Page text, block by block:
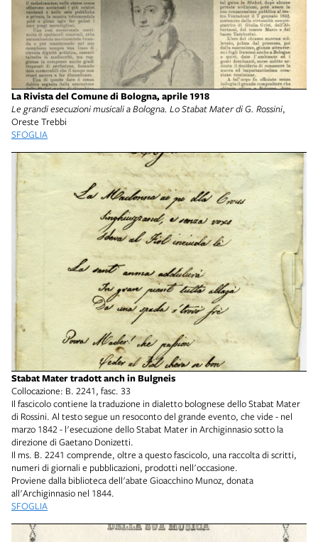
La Rivista del Comune di Bologna, aprile 1918
Le grandi esecuzioni musicali a Bologna. Lo Stabat Mater di G. Rossini,
Oreste Trebbi
SFOGLIA
Stabat Mater tradott anch in Bulgneis
Collocazione: B. 2241, fasc. 33
Il fascicolo contiene la traduzione in dialetto bolognese dello Stabat Mater
di Rossini. Al testo segue un resoconto del grande evento, che vide - nel
marzo 1842 - l'esecuzione dello Stabat Mater in Archiginnasio sotto la
direzione di Gaetano Donizetti.
Il ms. B. 2241 comprende, oltre a questo fascicolo, una raccolta di scritti,
numeri di giornali e pubblicazioni, prodotti nell'occasione.
Proviene dalla biblioteca dell'abate Gioacchino Munoz, donata
all'Archiginnasio nel 1844.
SFOGLIA